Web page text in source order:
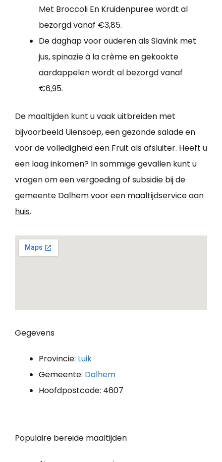
Met Broccoli En Kruidenpuree wordt al
bezorgd vanaf €3,85.
De daghap voor ouderen als Slavink met
jus, spinazie à la crème en gekookte
aardappelen wordt al bezorgd vanaf
€6,95.
De maaltijden kunt u vaak uitbreiden met
bijvoorbeeld Uiensoep, een gezonde salade en
voor de volledigheid een Fruit als afsluiter. Heeft u
een laag inkomen? In sommige gevallen kunt u
vragen om een vergoeding of subsidie bij de
gemeente Dalhem voor een maaltijdservice aan
huis.
Gegevens
Provincie: Luik
Gemeente: Dalhem
Hoofdpostcode: 4607
Populaire bereide maaltijden